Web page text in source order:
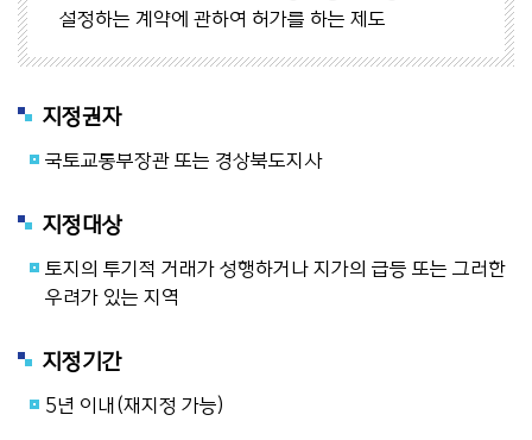
설정하는 계약에 관하여 허가를 하는 제도
지정권자
국토교통부장관 또는 경상북도지사
지정대상
토지의 투기적 거래가 성행하거나 지가의 급등 또는 그러한
우려가 있는 지역
지정기간
5년 이내(재지정 가능)